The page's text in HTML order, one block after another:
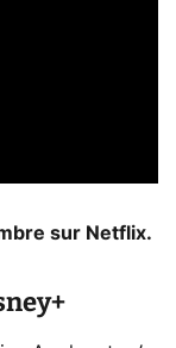
sur Netflix.